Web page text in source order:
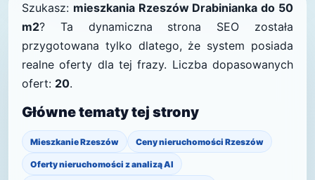
Szukasz: mieszkania Rzeszów Drabinianka do 50
m2? Ta dynamiczna strona SEO została
przygotowana tylko dlatego, że system posiada
realne oferty dla tej frazy. Liczba dopasowanych
ofert: 20.
Główne tematy tej strony
Mieszkanie Rzeszów Ceny nieruchomości Rzeszów
Oferty nieruchomości z analizą AI